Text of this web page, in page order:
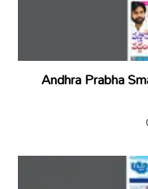
Andhra Prabha